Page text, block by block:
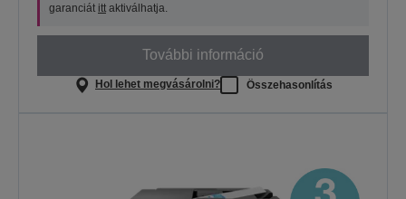
garanciát itt aktiválhatja.
További információ
Hol lehet megvásárolni? Összehasonlítás